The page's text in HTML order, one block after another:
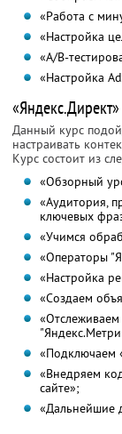
«Работа с
«Настройка
«A/B-
«Настройка
«Яндекс.Директ»
Данный курс
настраивать
Курс состоит из
«Обзорный
«Аудитория,
ключевых
«Учимся
«Операторы
«Настройка
«Создаем
«Подключаем
«Внедряем
сайте»;
«Дальнейшие